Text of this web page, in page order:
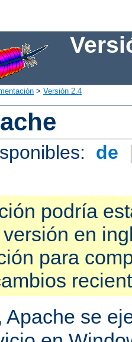
> Versión 2.4
de
podría
en
para
Apache se